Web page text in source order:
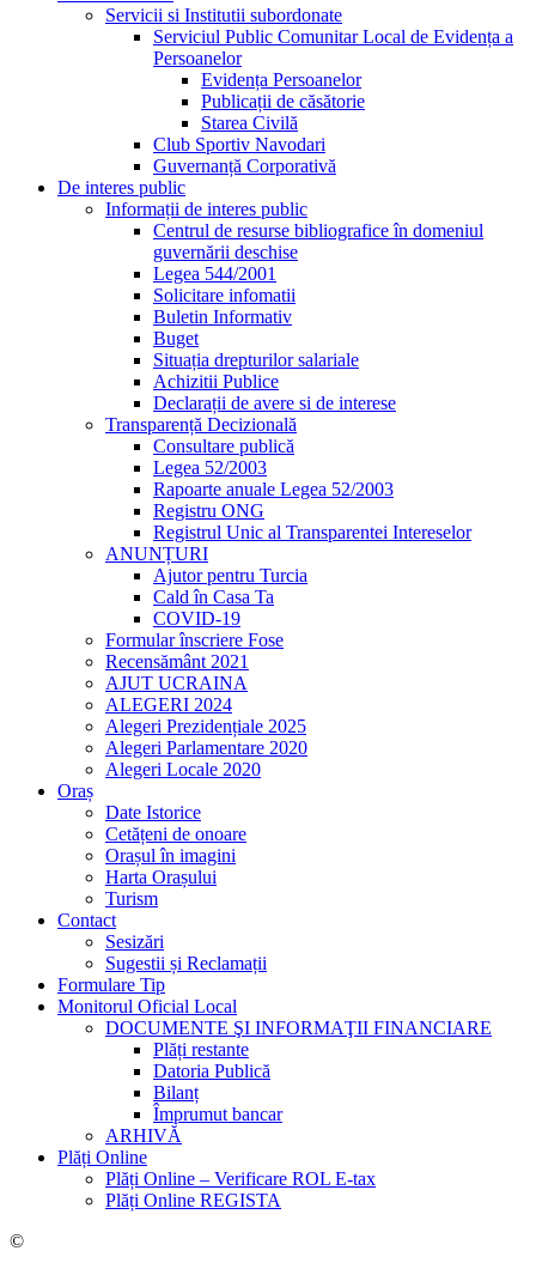
Servicii si Institutii subordonate
Serviciul Public Comunitar Local de Evidența a
Persoanelor
Evidența Persoanelor
Publicații de căsătorie
Starea Civilă
Club Sportiv Navodari
Guvernanță Corporativă
De interes public
Informații de interes public
Centrul de resurse bibliografice în domeniul
guvernării deschise
Legea 544/2001
Solicitare infomatii
Buletin Informativ
Buget
Situația drepturilor salariale
Achizitii Publice
Declarații de avere si de interese
Transparență Decizională
Consultare publică
Legea 52/2003
Rapoarte anuale Legea 52/2003
Registru ONG
Registrul Unic al Transparentei Intereselor
ANUNȚURI
Ajutor pentru Turcia
Cald în Casa Ta
COVID-19
Formular înscriere Fose
Recensământ 2021
AJUT UCRAINA
ALEGERI 2024
Alegeri Prezidențiale 2025
Alegeri Parlamentare 2020
Alegeri Locale 2020
Oraș
Date Istorice
Cetățeni de onoare
Orașul în imagini
Harta Orașului
Turism
Contact
Sesizări
Sugestii și Reclamații
Formulare Tip
Monitorul Oficial Local
DOCUMENTE ŞI INFORMAŢII FINANCIARE
Plăți restante
Datoria Publică
Bilanț
Împrumut bancar
ARHIVĂ
Plăți Online
Plăți Online – Verificare ROL E-tax
Plăți Online REGISTA
©